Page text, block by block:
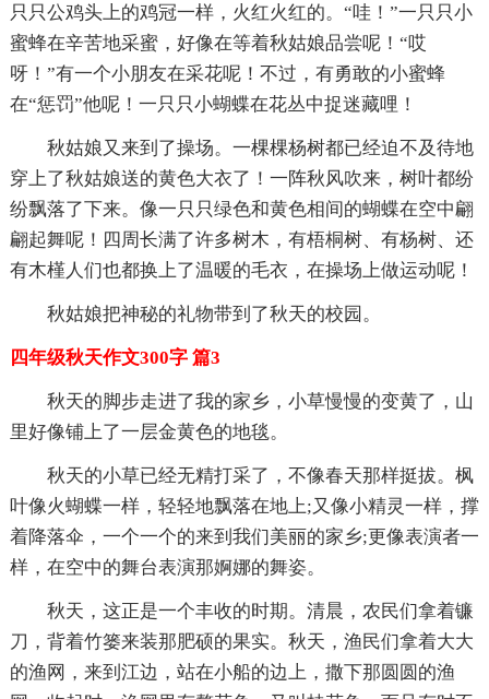
只只公鸡头上的鸡冠一样，火红火红的。“哇！”一只只小
蜜蜂在辛苦地采蜜，好像在等着秋姑娘品尝呢！“哎
呀！”有一个小朋友在采花呢！不过，有勇敢的小蜜蜂
在“惩罚”他呢！一只只小蝴蝶在花丛中捉迷藏哩！
秋姑娘又来到了操场。一棵棵杨树都已经迫不及待地
穿上了秋姑娘送的黄色大衣了！一阵秋风吹来，树叶都纷
纷飘落了下来。像一只只绿色和黄色相间的蝴蝶在空中翩
翩起舞呢！四周长满了许多树木，有梧桐树、有杨树、还
有木槿人们也都换上了温暖的毛衣，在操场上做运动呢！
秋姑娘把神秘的礼物带到了秋天的校园。
四年级秋天作文300字 篇3
秋天的脚步走进了我的家乡，小草慢慢的变黄了，山
里好像铺上了一层金黄色的地毯。
秋天的小草已经无精打采了，不像春天那样挺拔。枫
叶像火蝴蝶一样，轻轻地飘落在地上;又像小精灵一样，撑
着降落伞，一个一个的来到我们美丽的家乡;更像表演者一
样，在空中的舞台表演那婀娜的舞姿。
秋天，这正是一个丰收的时期。清晨，农民们拿着镰
刀，背着竹篓来装那肥硕的果实。秋天，渔民们拿着大大
的渔网，来到江边，站在小船的边上，撒下那圆圆的渔